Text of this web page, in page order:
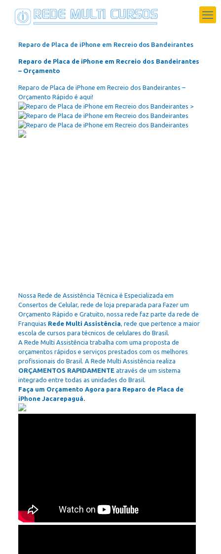
Reparo de Placa de iPhone em Recreio dos Bandeirantes
Reparo de Placa de iPhone em Recreio dos Bandeirantes
– Orçamento
Reparo de Placa de iPhone em Recreio dos Bandeirantes –
Orçamento Rápido é aqui!
>
Nossa Rede de Assistência Técnica é Especializada em
Consertos de Celular, rede de loja preparada para Fazer um
Orçamento Rápido e Gratuito, nossa rede faz parte da rede de
Franquias Rede Multi Assistência, rede que pertence a maior
escola de cursos para técnicos de celulares do Brasil.
A Rede Multi Assistência trabalha com uma proposta de
orçamentos rápidos e serviços prestados com os melhores
profissionais do Brasil. A Rede Multi Assistência realiza
ORÇAMENTOS RAPIDAMENTEatravés de um sistema
integrado entre todas as unidades do Brasil.
Faça um Orçamento Agora para Reparo de Placa de
iPhone Jacarepaguá.